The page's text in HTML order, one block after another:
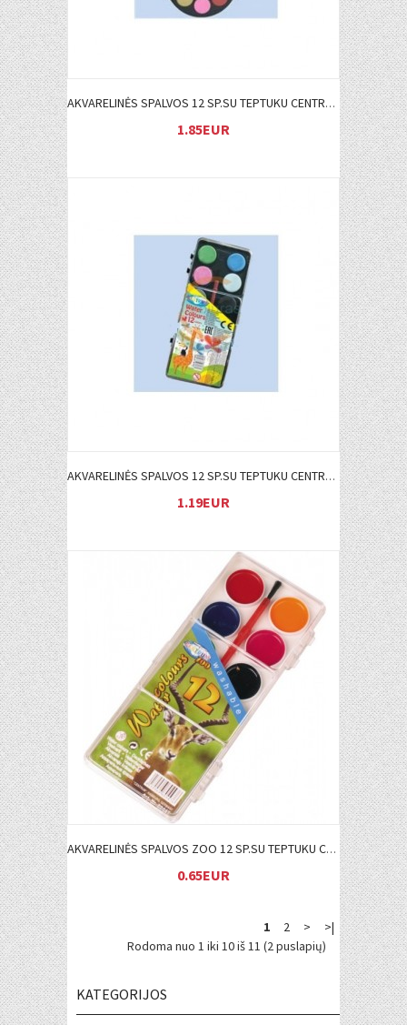
AKVARELINĖS SPALVOS 12 SP.SU TEPTUKU CENTRUM
1.85EUR
Į KREPŠELĮ
AKVARELINĖS SPALVOS 12 SP.SU TEPTUKU CENTRUM
1.19EUR
Į KREPŠELĮ
AKVARELINĖS SPALVOS ZOO 12 SP.SU TEPTUKU CENTRUM
0.65EUR
1 2 >
>|
Rodoma nuo 1 iki 10 iš 11 (2 puslapių)
KATEGORIJOS